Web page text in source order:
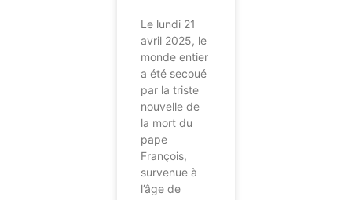
Le lundi 21
avril 2025, le
monde entier
a été secoué
par la triste
nouvelle de
la mort du
pape
François,
survenue à
l’âge de